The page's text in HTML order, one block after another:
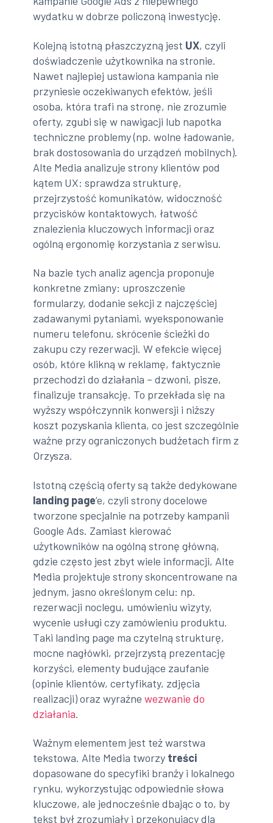
wydatku w dobrze policzoną inwestycję.
Kolejną istotną płaszczyzną jest UX, czyli
doświadczenie użytkownika na stronie.
Nawet najlepiej ustawiona kampania nie
przyniesie oczekiwanych efektów, jeśli
osoba, która trafi na stronę, nie zrozumie
oferty, zgubi się w nawigacji lub napotka
techniczne problemy (np. wolne ładowanie,
brak dostosowania do urządzeń mobilnych).
Alte Media analizuje strony klientów pod
kątem UX: sprawdza strukturę,
przejrzystość komunikatów, widoczność
przycisków kontaktowych, łatwość
znalezienia kluczowych informacji oraz
ogólną ergonomię korzystania z serwisu.
Na bazie tych analiz agencja proponuje
konkretne zmiany: uproszczenie
formularzy, dodanie sekcji z najczęściej
zadawanymi pytaniami, wyeksponowanie
numeru telefonu, skrócenie ścieżki do
zakupu czy rezerwacji. W efekcie więcej
osób, które klikną w reklamę, faktycznie
przechodzi do działania – dzwoni, pisze,
finalizuje transakcję. To przekłada się na
wyższy współczynnik konwersji i niższy
koszt pozyskania klienta, co jest szczególnie
ważne przy ograniczonych budżetach firm z
Orzysza.
Istotną częścią oferty są także dedykowane
landing page’e, czyli strony docelowe
tworzone specjalnie na potrzeby kampanii
Google Ads. Zamiast kierować
użytkowników na ogólną stronę główną,
gdzie często jest zbyt wiele informacji, Alte
Media projektuje strony skoncentrowane na
jednym, jasno określonym celu: np.
rezerwacji noclegu, umówieniu wizyty,
wycenie usługi czy zamówieniu produktu.
Taki landing page ma czytelną strukturę,
mocne nagłówki, przejrzystą prezentację
korzyści, elementy budujące zaufanie
(opinie klientów, certyfikaty, zdjęcia
realizacji) oraz wyraźnewezwanie do
działania.
Ważnym elementem jest też warstwa
tekstowa. Alte Media tworzy treści
dopasowane do specyfiki branży i lokalnego
rynku, wykorzystując odpowiednie słowa
kluczowe, ale jednocześnie dbając o to, by
tekst był zrozumiały i przekonujący dla